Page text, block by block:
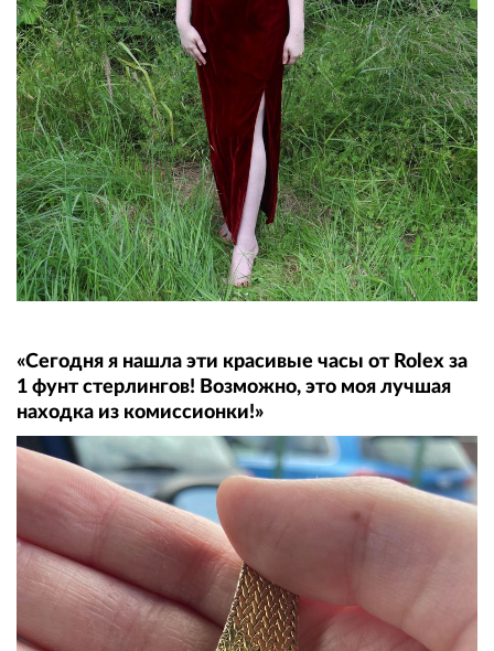
«Сегодня я нашла эти красивые часы от Rolex за
1 фунт стерлингов! Возможно, это моя лучшая
находка из комиссионки!»